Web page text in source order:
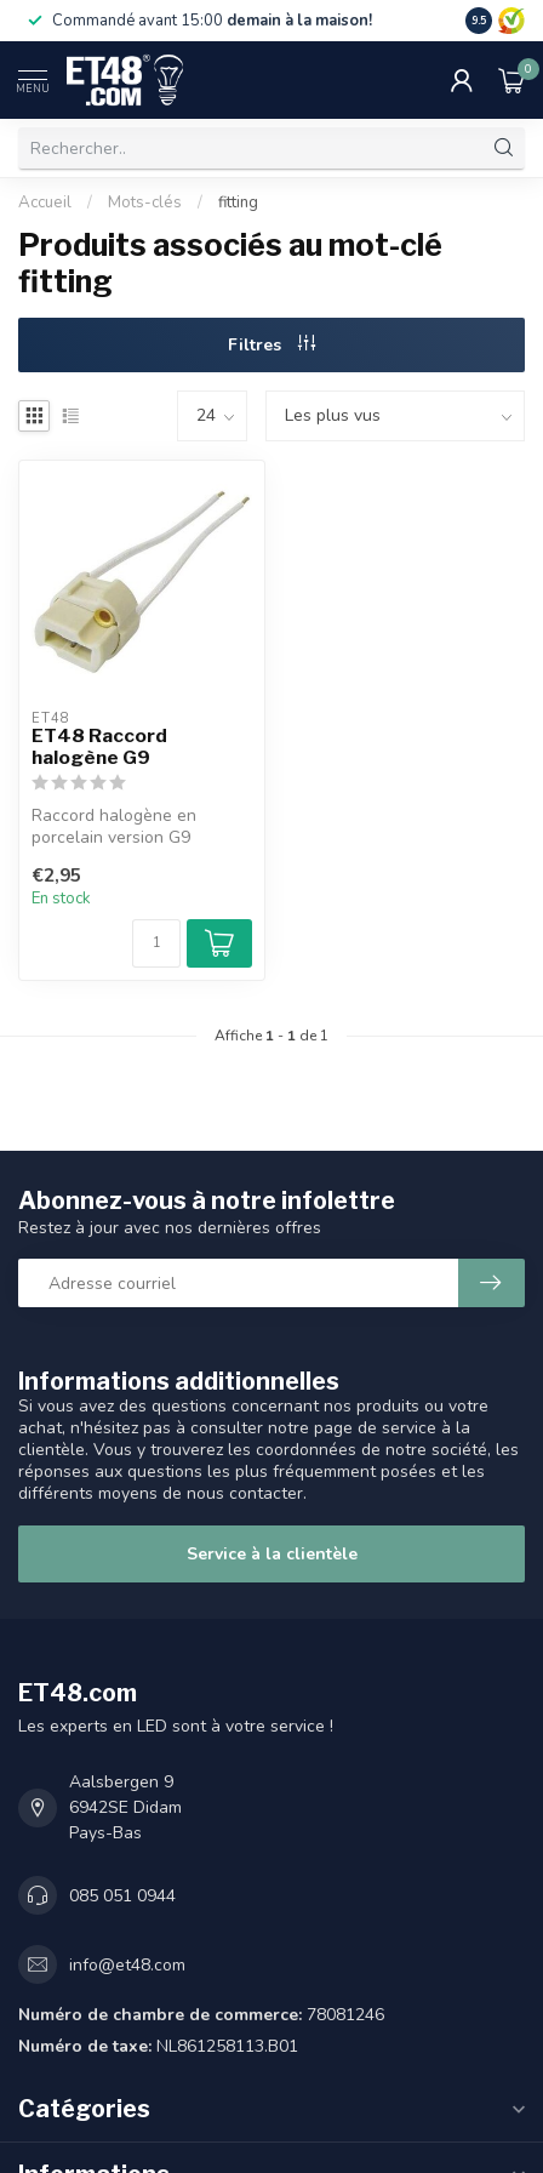
Commandé avant 15:00 demain à la maison! La
de 75 €.
9.5
MENU
0
Accueil / Mots-clés / fitting
Produits associés au mot-clé
fitting
Filtres
ET48
ET48 Raccord
halogène G9
Raccord halogène en
porcelain version G9
€2,95
En stock
Affiche 1 - 1 de 1
Informations additionnelles
Si vous avez des questions concernant nos produits ou votre
achat, n'hésitez pas à consulter notre page de service à la
clientèle. Vous y trouverez les coordonnées de notre société, les
réponses aux questions les plus fréquemment posées et les
différents moyens de nous contacter.
Service à la clientèle
Abonnez-vous à notre infolettre
Restez à jour avec nos dernières offres
ET48.com
Les experts en LED sont à votre service !
Aalsbergen 9
6942SE Didam
Pays-Bas
085 051 0944
info@et48.com
Numéro de chambre de commerce: 78081246
Numéro de taxe: NL861258113.B01
Catégories